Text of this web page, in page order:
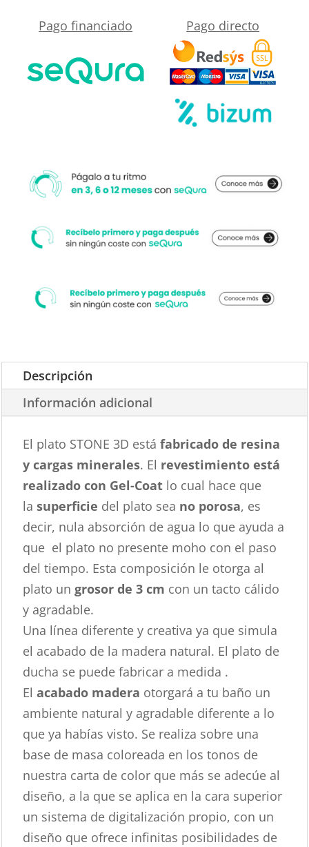
PALMA
antideslizante
Pago financiado Pago directo
Descripción
Información adicional
El plato STONE 3D estáfabricado de resina
y cargas minerales. El revestimiento está
realizado con Gel-Coat lo cual hace que
lasuperficie del plato sea no porosa, es
decir, nula absorción de agua lo que ayuda a
que el plato no presente moho con el paso
del tiempo. Esta composición le otorga al
plato un grosor de 3 cm con un tacto cálido
y agradable.
Una línea diferente y creativa ya que simula
el acabado de la madera natural. El plato de
ducha se puede fabricar a medida .
Elacabado madera otorgará a tu baño un
ambiente natural y agradable diferente a lo
que ya habías visto. Se realiza sobre una
base de masa coloreada en los tonos de
nuestra carta de color que más se adecúe al
diseño, a la que se aplica en la cara superior
un sistema de digitalización propio, con un
diseño que ofrece infinitas posibilidades de